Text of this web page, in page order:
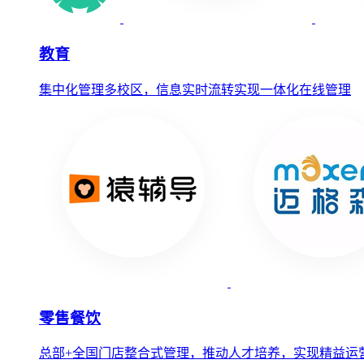
教育
集中化管理多校区，信息实时流转实现一体化在线管理
零售餐饮
总部+全国门店整合式管理，推动人才培养，实现精益运